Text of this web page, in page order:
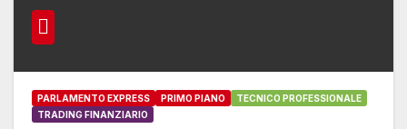
PARLAMENTO EXPRESS PRIMO PIANO
TECNICO PROFESSIONALE
TRADING FINANZIARIO